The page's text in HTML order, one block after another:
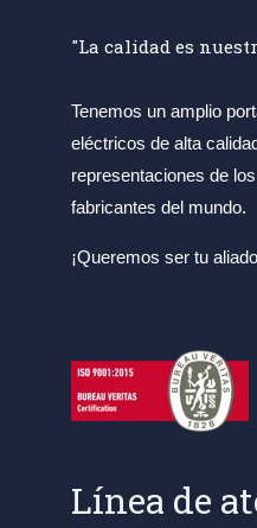
"La calidad es
Tenemos un amplio
eléctricos de alta
representaciones de
fabricantes del mundo.
¡Queremos ser tu
Línea de